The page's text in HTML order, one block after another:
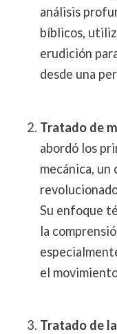
análisis
bíblicos,
erudición
desde una
Tratado de
abordó los
mecánica, un
Su enfoque
la
el
Tratado de